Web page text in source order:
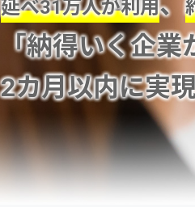
延べ31万人が利用
「納得いく企
2カ月以内に実